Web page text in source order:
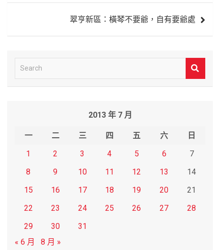
翠亨新區：橫琴不要爺，自有要爺處
e
2013 年 7 月
一 二 三 四 五 六
日
1
2 3 4 5 6
7
8
9 10 11 12 13
14
15
16 17 18 19 20
21
22
23 24 25 26 27
28
29
30
31
« 6 月
8 月 »